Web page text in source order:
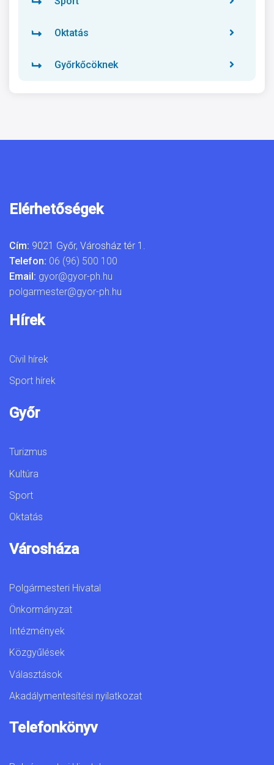
Oktatás
Győrkőcöknek
Elérhetőségek
Cím: 9021 Győr, Városház tér 1.
Telefon: 06 (96) 500 100
Email: gyor@gyor-ph.hu
polgarmester@gyor-ph.hu
Hírek
Civil hírek
Sport hírek
Győr
Turizmus
Kultúra
Sport
Oktatás
Városháza
Polgármesteri Hivatal
Önkormányzat
Intézmények
Közgyűlések
Választások
Akadálymentesítési nyilatkozat
Telefonkönyv